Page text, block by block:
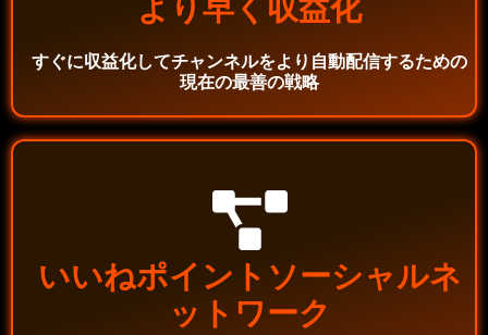
より早く収益化
すぐに収益化してチャンネルをより自動配信するための
現在の最善の戦略
いいねポイントソーシャルネ
ットワーク